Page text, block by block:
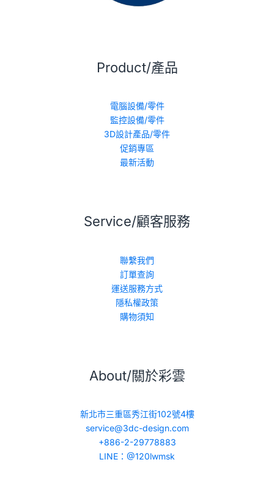
Product/產品
電腦設備/零件
監控設備/零件
3D設計產品/零件
促銷專區
最新活動
Service/顧客服務
聯繫我們
訂單查詢
運送服務方式
隱私權政策
購物須知
About/關於彩雲
新北市三重區秀江街102號4樓
service@3dc-design.com
+886-2-29778883
LINE：@120lwmsk